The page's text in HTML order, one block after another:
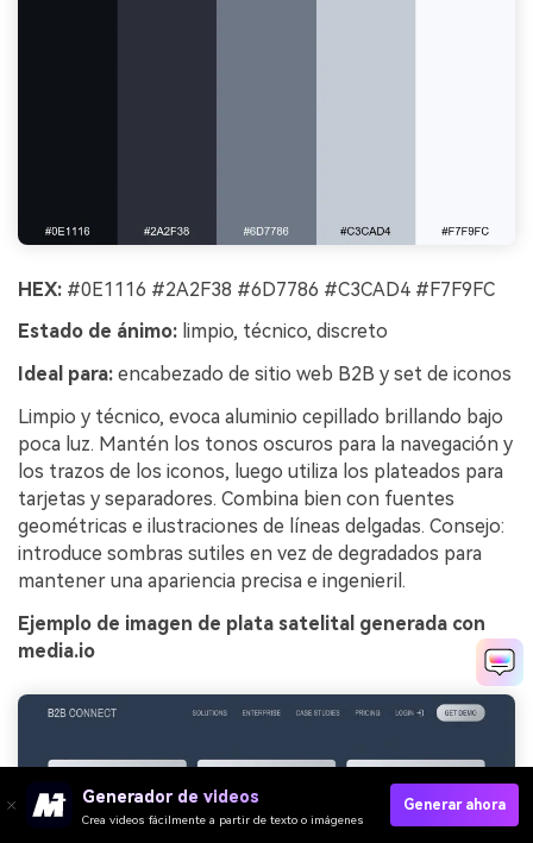
HEX: #0E1116 #2A2F38 #6D7786 #C3CAD4 #F7F9FC
Estado de ánimo: limpio, técnico, discreto
Ideal para: encabezado de sitio web B2B y set de iconos
Limpio y técnico, evoca aluminio cepillado brillando bajo
poca luz. Mantén los tonos oscuros para la navegación y
los trazos de los iconos, luego utiliza los plateados para
tarjetas y separadores. Combina bien con fuentes
geométricas e ilustraciones de líneas delgadas. Consejo:
introduce sombras sutiles en vez de degradados para
mantener una apariencia precisa e ingenieril.
Ejemplo de imagen de plata satelital generada con
media.io
Generador de videos
Crea videos fácilmente a partir de texto o imágenes
Generar ahora